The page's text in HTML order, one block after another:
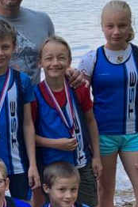
/ Dračí lodě